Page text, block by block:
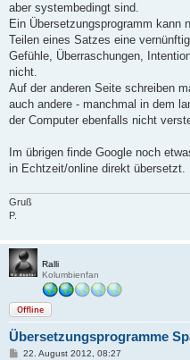
aber systembedingt sind.
Ein Übersetzungsprogramm kann
Teilen eines Satzes eine
Gefühle, Überraschungen,
nicht.
Auf der anderen Seite schreiben
auch andere - manchmal in dem
der Computer ebenfalls nicht
Im übrigen finde Google noch
in Echtzeit/online direkt übersetzt.
Gruß
P.
Ralli
Kolumbienfan
Offline
Übersetzungsprogramme
B22. August 2012, 08:27